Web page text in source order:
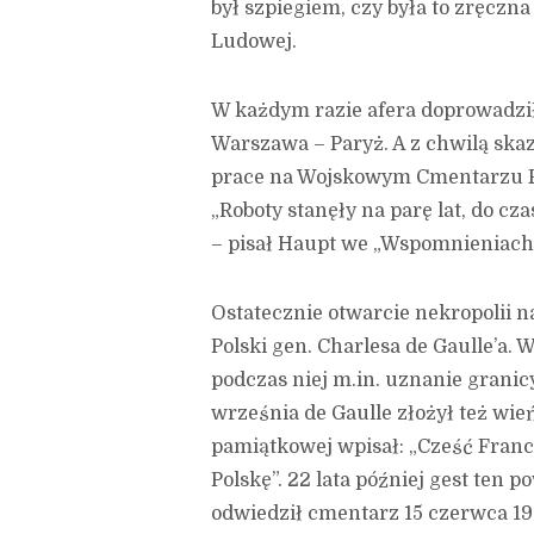
był szpiegiem, czy była to
Ludowej.
W każdym razie afera
Warszawa – Paryż. A z chwilą
prace na Wojskowym
„Roboty stanęły na parę lat, do
– pisał Haupt we
Ostatecznie otwarcie nekropolii
Polski gen. Charlesa de Gaulle’a.
podczas niej m.in. uznanie
września de Gaulle złożył też
pamiątkowej wpisał: „Cześć
Polskę”. 22 lata później gest ten
odwiedził cmentarz 15 czerwca